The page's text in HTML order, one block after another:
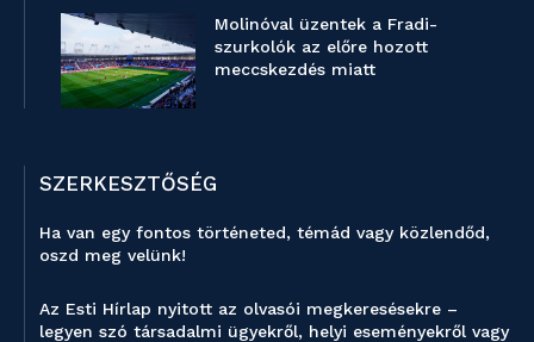
Molinóval üzentek a Fradi-
szurkolók az előre hozott
meccskezdés miatt
SZERKESZTŐSÉG
Ha van egy fontos történeted, témád vagy közlendőd,
oszd meg velünk!
Az Esti Hírlap nyitott az olvasói megkeresésekre –
legyen szó társadalmi ügyekről, helyi eseményekről vagy